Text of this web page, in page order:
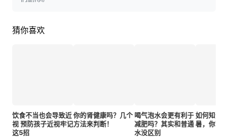
猜你喜欢
饮食不当也会导致近
视 预防孩子近视牢记
这5招
你的肾健康吗？几个
方法来判断！
喝气泡水会更有利于
减肥吗？其实和普通
水没区别
如何知道
暑，你可